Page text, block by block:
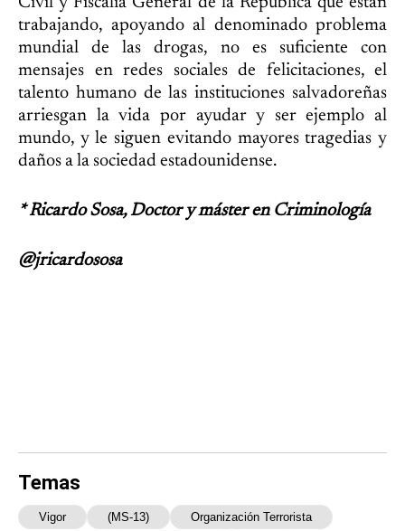
trabajando, apoyando al denominado problema
mundial de las drogas, no es suficiente con
mensajes en redes sociales de felicitaciones, el
talento humano de las instituciones salvadoreñas
arriesgan la vida por ayudar y ser ejemplo al
mundo, y le siguen evitando mayores tragedias y
daños a la sociedad estadounidense.
* Ricardo Sosa, Doctor y máster en Criminología
@jricardososa
Temas
Vigor (MS-13) Organización Terrorista